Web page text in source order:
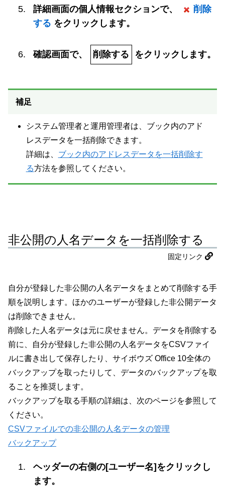
詳細画面の個人情報セクションで、
削除
する をクリックします。
確認画面で、 削除する をクリックします。
補足
システム管理者と運用管理者は、ブック内のアド
レスデータを一括削除できます。
詳細は、 ブック内のアドレスデータを一括削除す
る方法を参照してください。
非公開の人名データを一括削除する
固定リンク
自分が登録した非公開の人名データをまとめて削除する手
順を説明します。ほかのユーザーが登録した非公開データ
は削除できません。
削除した人名データは元に戻せません。データを削除する
前に、自分が登録した非公開の人名データをCSVファイ
ルに書き出して保存したり、サイボウズ Office 10全体の
バックアップを取ったりして、データのバックアップを取
ることを推奨します。
バックアップを取る手順の詳細は、次のページを参照して
ください。
CSVファイルでの非公開の人名データの管理
バックアップ
ヘッダーの右側の[ユーザー名]をクリックし
ます。